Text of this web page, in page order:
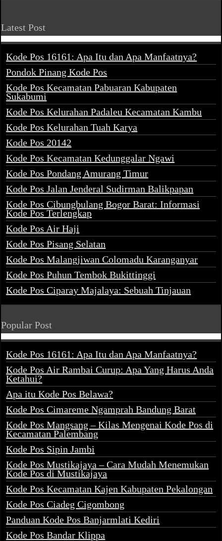
Latest Post
Kode Pos 16161: Apa Itu dan Apa Manfaatnya?
Pondok Pinang Kode Pos
Kode Pos Kecamatan Pabuaran Kabupaten
Sukabumi
Kode Pos Kelurahan Padaleu Kecamatan Kambu
Kode Pos Kelurahan Tuah Karya
Kode Pos 20142
Kode Pos Kecamatan Kedunggalar Ngawi
Kode Pos Pondang Amurang Timur
Kode Pos Jalan Jenderal Sudirman Balikpapan
Kode Pos Cibungbulang Bogor Barat: Informasi
Kode Pos Terlengkap
Kode Pos Air Haji
Kode Pos Pisang Selatan
Kode Pos Malangjiwan Colomadu Karanganyar
Kode Pos Puhun Tembok Bukittinggi
Kode Pos Ciparay Majalaya: Sebuah Tinjauan
Popular Post
Kode Pos 16161: Apa Itu dan Apa Manfaatnya?
Kode Pos Air Rambai Curup: Apa Yang Harus Anda
Ketahui?
Apa itu Kode Pos Belawa?
Kode Pos Cimareme Ngamprah Bandung Barat
Kode Pos Mangsang – Kilas Mengenai Kode Pos di
Kecamatan Palembang
Kode Pos Sipin Jambi
Kode Pos Mustikajaya – Cara Mudah Menemukan
Kode Pos di Mustikajaya
Kode Pos Kecamatan Kajen Kabupaten Pekalongan
Kode Pos Ciadeg Cigombong
Panduan Kode Pos Banjarmlati Kediri
Kode Pos Bandar Klippa